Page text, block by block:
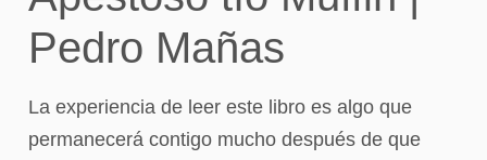
Pedro Mañas
La experiencia de leer este libro es algo que
permanecerá contigo mucho después de que